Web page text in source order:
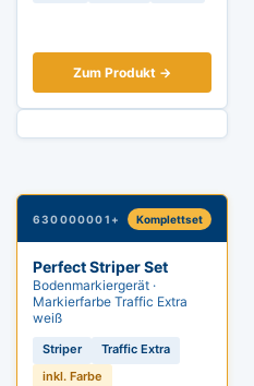
Zum Produkt →
630000001+ Komplettset
Perfect Striper Set
Bodenmarkiergerät ·
Markierfarbe Traffic Extra
weiß
Striper
Traffic Extra
inkl. Farbe